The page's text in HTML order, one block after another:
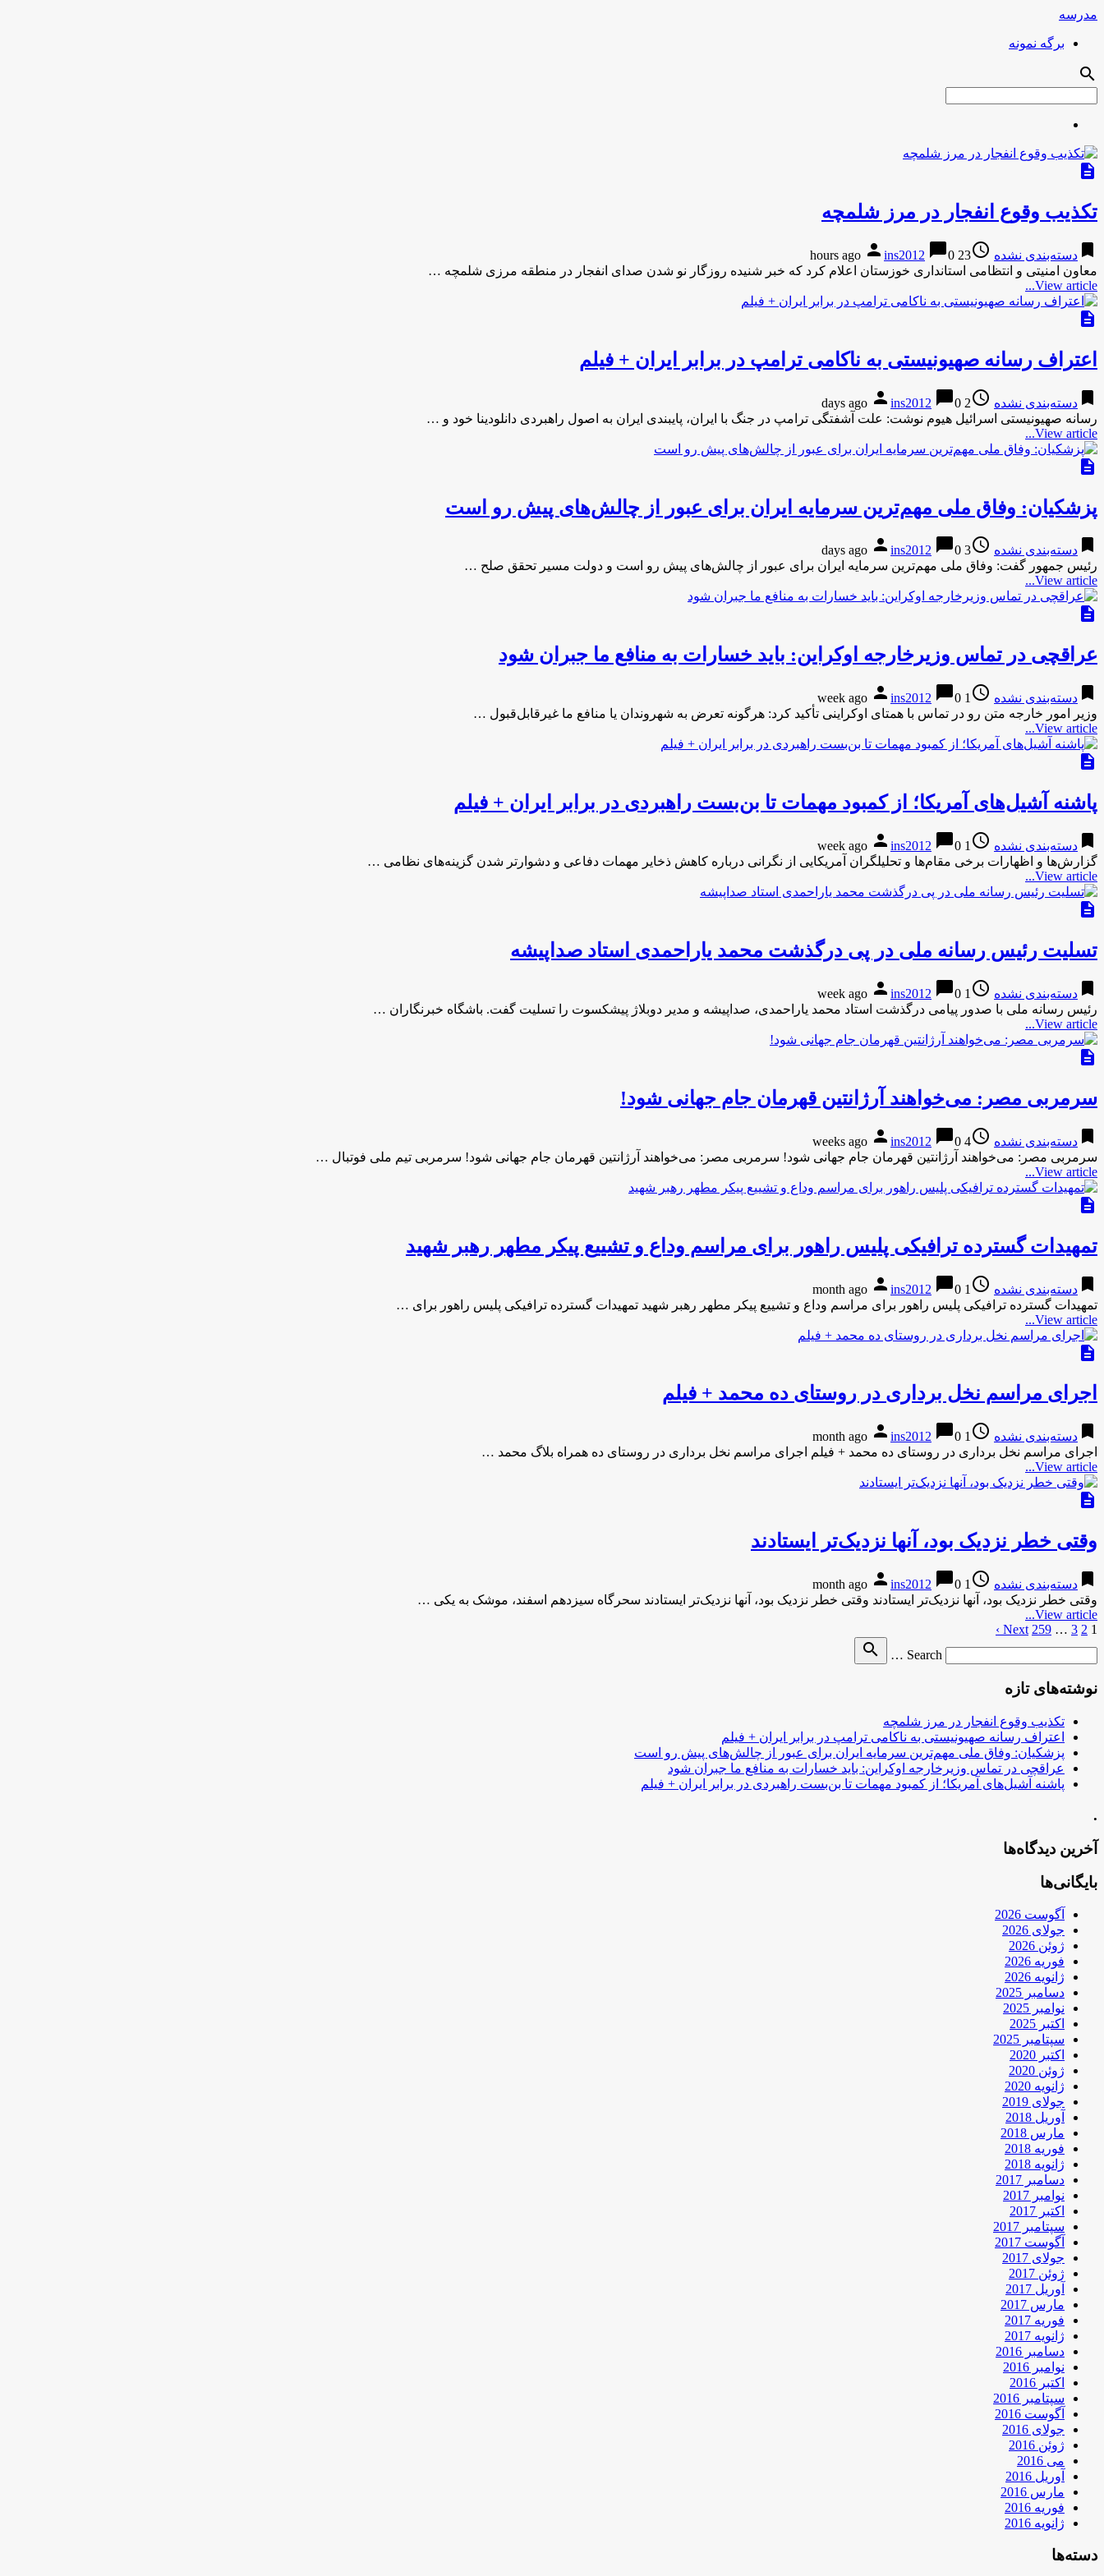
مدرسه
برگه نمونه
search
description
تکذیب وقوع انفجار در مرز شلمچه
bookmark دسته‌بندی نشده access_time
23 hours ago
person ins2012 chat_bubble0
معاون امنیتی و انتظامی استانداری خوزستان اعلام کرد که خبر شنیده روزگار نو شدن صدای انفجار در منطقه مرزی شلمچه …
View article...
description
اعتراف رسانه صهیونیستی به ناکامی ترامپ در برابر ایران + فیلم
bookmark دسته‌بندی نشده access_time
2 days ago
person ins2012 chat_bubble0
رسانه صهیونیستی اسرائیل هیوم نوشت: علت آشفتگی ترامپ در جنگ با ایران، پایبندی ایران به اصول راهبردی دانلودینا خود و …
View article...
description
پزشکیان: وفاق ملی مهم‌ترین سرمایه ایران برای عبور از چالش‌های پیش رو است
bookmark دسته‌بندی نشده access_time
3 days ago
person ins2012 chat_bubble0
رئیس جمهور گفت: وفاق ملی مهم‌ترین سرمایه ایران برای عبور از چالش‌های پیش رو است و دولت مسیر تحقق صلح …
View article...
description
عراقچی در تماس وزیرخارجه اوکراین: باید خسارات به منافع ما جبران شود
bookmark دسته‌بندی نشده access_time
1 week ago
person ins2012 chat_bubble0
وزیر امور خارجه متن رو در تماس با همتای اوکراینی تأکید کرد: هرگونه تعرض به شهروندان یا منافع ما غیرقابل‌قبول …
View article...
description
پاشنه آشیل‌های آمریکا؛ از کمبود مهمات تا بن‌بست راهبردی در برابر ایران + فیلم
bookmark دسته‌بندی نشده access_time
1 week ago
person ins2012 chat_bubble0
گزارش‌ها و اظهارات برخی مقام‌ها و تحلیلگران آمریکایی از نگرانی درباره کاهش ذخایر مهمات دفاعی و دشوارتر شدن گزینه‌های نظامی …
View article...
description
تسلیت رئیس رسانه ملی در پی درگذشت محمد یاراحمدی استاد صداپیشه
bookmark دسته‌بندی نشده access_time
1 week ago
person ins2012 chat_bubble0
رئیس رسانه ملی با صدور پیامی درگذشت استاد محمد یاراحمدی، صداپیشه و مدیر دوبلاژ پیشکسوت را تسلیت گفت. باشگاه خبرنگاران …
View article...
description
سرمربی مصر: می‌خواهند آرژانتین قهرمان جام جهانی شود!
bookmark دسته‌بندی نشده access_time
4 weeks ago
person ins2012 chat_bubble0
سرمربی مصر: می‌خواهند آرژانتین قهرمان جام جهانی شود! سرمربی مصر: می‌خواهند آرژانتین قهرمان جام جهانی شود! سرمربی تیم ملی فوتبال …
View article...
description
تمهیدات گسترده ترافیکی پلیس راهور برای مراسم وداع و تشییع پیکر مطهر رهبر شهید
bookmark دسته‌بندی نشده access_time
1 month ago
person ins2012 chat_bubble0
تمهیدات گسترده ترافیکی پلیس راهور برای مراسم وداع و تشییع پیکر مطهر رهبر شهید تمهیدات گسترده ترافیکی پلیس راهور برای …
View article...
description
اجرای مراسم نخل برداری در روستای ده محمد + فیلم
bookmark دسته‌بندی نشده access_time
1 month ago
person ins2012 chat_bubble0
اجرای مراسم نخل برداری در روستای ده محمد + فیلم اجرای مراسم نخل برداری در روستای ده همراه بلاگ محمد …
View article...
description
وقتی خطر نزدیک بود، آنها نزدیک‌تر ایستادند
bookmark دسته‌بندی نشده access_time
1 month ago
person ins2012 chat_bubble0
وقتی خطر نزدیک بود، آنها نزدیک‌تر ایستادند وقتی خطر نزدیک بود، آنها نزدیک‌تر ایستادند سحرگاه سیزدهم اسفند، موشک به یکی …
View article...
صفحه‌بندی
1
2
3
…
259
Next ›
Search …
search
نوشته‌های تازه
تکذیب وقوع انفجار در مرز شلمچه
اعتراف رسانه صهیونیستی به ناکامی ترامپ در برابر ایران + فیلم
پزشکیان: وفاق ملی مهم‌ترین سرمایه ایران برای عبور از چالش‌های پیش رو است
عراقچی در تماس وزیرخارجه اوکراین: باید خسارات به منافع ما جبران شود
پاشنه آشیل‌های آمریکا؛ از کمبود مهمات تا بن‌بست راهبردی در برابر ایران + فیلم
.
آخرین دیدگاه‌ها
بایگانی‌ها
آگوست 2026
جولای 2026
ژوئن 2026
فوریه 2026
ژانویه 2026
دسامبر 2025
نوامبر 2025
اکتبر 2025
سپتامبر 2025
اکتبر 2020
ژوئن 2020
ژانویه 2020
جولای 2019
آوریل 2018
مارس 2018
فوریه 2018
ژانویه 2018
دسامبر 2017
نوامبر 2017
اکتبر 2017
سپتامبر 2017
آگوست 2017
جولای 2017
ژوئن 2017
آوریل 2017
مارس 2017
فوریه 2017
ژانویه 2017
دسامبر 2016
نوامبر 2016
اکتبر 2016
سپتامبر 2016
آگوست 2016
جولای 2016
ژوئن 2016
می 2016
آوریل 2016
مارس 2016
فوریه 2016
ژانویه 2016
دسته‌ها